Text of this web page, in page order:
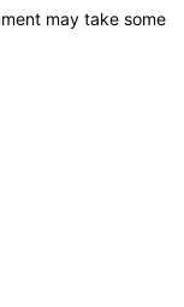
may take some